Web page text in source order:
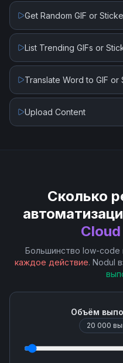
Get Random GIF or
List Trending GIFs or
Translate Word to GIF or
Upload Content
Сколько
Большинство low-code
каждое действие. Nodul
Объём
20 000